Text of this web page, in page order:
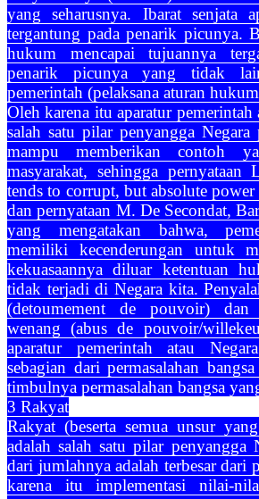
yang seharusnya. Ibarat senjata
tergantung pada penarik picunya.
hukum mencapai tujuannya
penarik picunya yang tidak
pemerintah (pelaksana aturan
Oleh karena itu aparatur pemerintah
salah satu pilar penyangga
mampu memberikan contoh
masyarakat, sehingga
tends to corrupt, but absolute
dan pernyataan M. De Secondat,
yang mengatakan bahwa,
memiliki kecenderungan untuk
kekuasaannya diluar ketentuan
tidak terjadi di Negara kita.
(detoumement de pouvoir) dan
wenang (abus de pouvoir/
aparatur pemerintah atau
sebagian dari permasalahan
timbulnya permasalahan bangsa
3 Rakyat
Rakyat (beserta semua unsur
adalah salah satu pilar penyangga
dari jumlahnya adalah terbesar dari
karena itu implementasi nilai-